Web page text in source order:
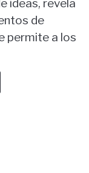
ideas, revela
de
permite a los